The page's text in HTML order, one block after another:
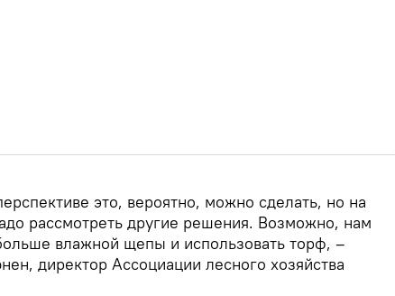
это, вероятно, можно сделать, но на
рассмотреть другие решения. Возможно, нам
влажной щепы и использовать торф, –
директор Ассоциации лесного хозяйства